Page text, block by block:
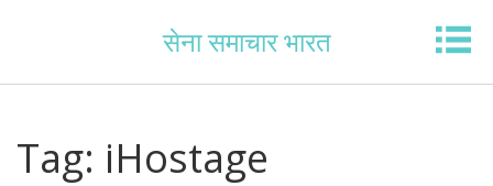
सेना समाचार भारत
Tag: iHostage